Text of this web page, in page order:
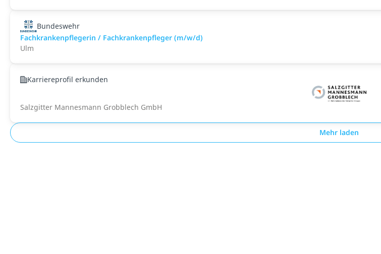
Bundeswehr
Fachkrankenpflegerin / Fachkrankenpfleger (m/w/d)
Ulm
Karriereprofil erkunden
Salzgitter Mannesmann Grobblech GmbH
Mehr laden